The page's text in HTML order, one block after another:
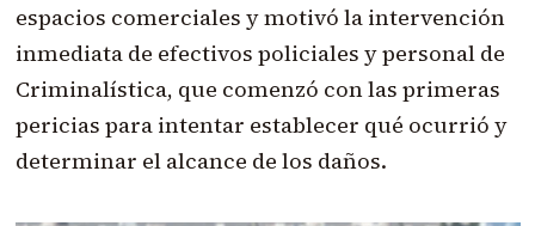
espacios comerciales y motivó la intervención
inmediata de efectivos policiales y personal de
Criminalística, que comenzó con las primeras
pericias para intentar establecer qué ocurrió y
determinar el alcance de los daños.